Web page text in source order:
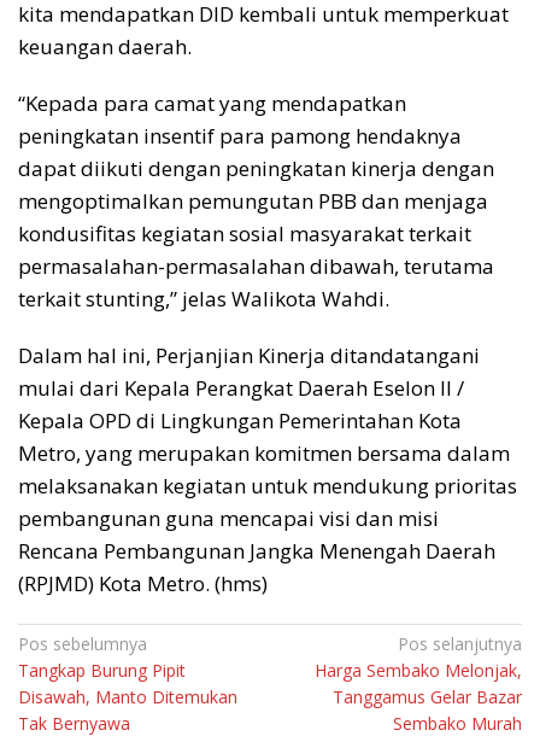
kita mendapatkan DID kembali untuk memperkuat
keuangan daerah.
“Kepada para camat yang mendapatkan
peningkatan insentif para pamong hendaknya
dapat diikuti dengan peningkatan kinerja dengan
mengoptimalkan pemungutan PBB dan menjaga
kondusifitas kegiatan sosial masyarakat terkait
permasalahan-permasalahan dibawah, terutama
terkait stunting,” jelas Walikota Wahdi.
Dalam hal ini, Perjanjian Kinerja ditandatangani
mulai dari Kepala Perangkat Daerah Eselon lI /
Kepala OPD di Lingkungan Pemerintahan Kota
Metro, yang merupakan komitmen bersama dalam
melaksanakan kegiatan untuk mendukung prioritas
pembangunan guna mencapai visi dan misi
Rencana Pembangunan Jangka Menengah Daerah
(RPJMD) Kota Metro. (hms)
Navigasi
pos
Pos sebelumnya
Tangkap Burung Pipit
Disawah, Manto Ditemukan
Tak Bernyawa
Pos selanjutnya
Harga Sembako Melonjak,
Tanggamus Gelar Bazar
Sembako Murah